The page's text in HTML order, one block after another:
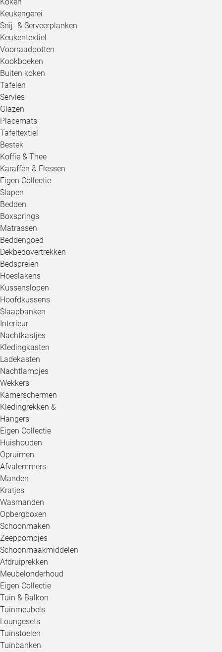
Keukengerei
Snij- & Serveerplanken
Keukentextiel
Voorraadpotten
Kookboeken
Buiten koken
Tafelen
Servies
Glazen
Placemats
Tafeltextiel
Bestek
Koffie & Thee
Karaffen & Flessen
Eigen Collectie
Slapen
Bedden
Boxsprings
Matrassen
Beddengoed
Dekbedovertrekken
Bedspreien
Hoeslakens
Kussenslopen
Hoofdkussens
Slaapbanken
Interieur
Nachtkastjes
Kledingkasten
Ladekasten
Nachtlampjes
Wekkers
Kamerschermen
Kledingrekken &
Hangers
Eigen Collectie
Huishouden
Opruimen
Afvalemmers
Manden
Kratjes
Wasmanden
Opbergboxen
Schoonmaken
Zeeppompjes
Schoonmaakmiddelen
Afdruiprekken
Meubelonderhoud
Eigen Collectie
Tuin & Balkon
Tuinmeubels
Loungesets
Tuinstoelen
Tuinbanken